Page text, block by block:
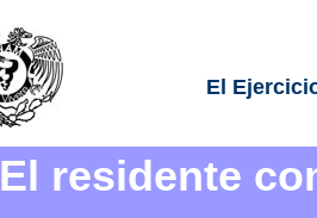
El
El residente